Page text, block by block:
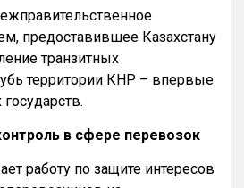
предоставившее Казахстану
транзитных
территории КНР – впервые
в сфере перевозок
работу по защите интересов